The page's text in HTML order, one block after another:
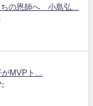
の恩師へ 小島弘...
MVPト...